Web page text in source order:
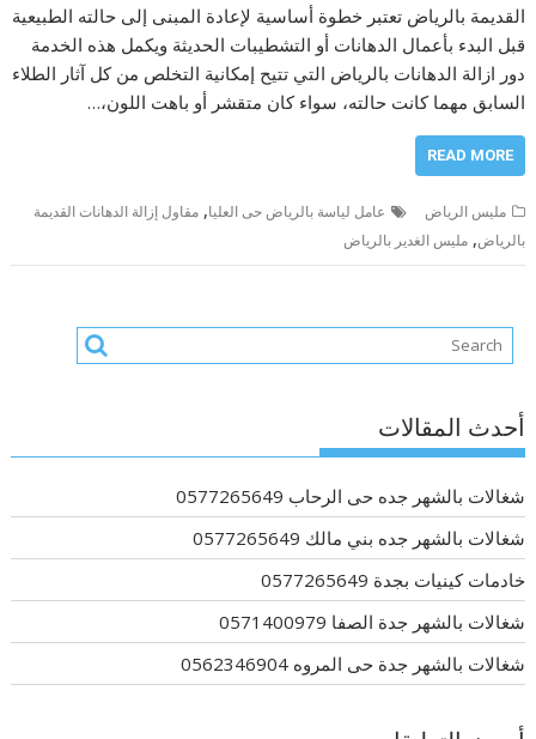
القديمة بالرياض تعتبر خطوة أساسية لإعادة المبنى إلى حالته الطبيعية
قبل البدء بأعمال الدهانات أو التشطيبات الحديثة ويكمل هذه الخدمة
دور ازالة الدهانات بالرياض التي تتيح إمكانية التخلص من كل آثار الطلاء
السابق مهما كانت حالته، سواء كان متقشر أو باهت اللون،…
READ MORE
مليس الرياض عامل لياسة بالرياض حى العليا,مقاول إزالة الدهانات القديمة
بالرياض,مليس الغدير بالرياض
أحدث المقالات
شغالات بالشهر جده حى الرحاب 0577265649
شغالات بالشهر جده بني مالك 0577265649
خادمات كينيات بجدة 0577265649
شغالات بالشهر جدة الصفا 0571400979
شغالات بالشهر جدة حى المروه 0562346904